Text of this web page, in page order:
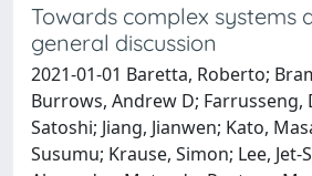
Towards complex systems
general discussion
2021-01-01 Baretta, Roberto;
Burrows, Andrew D; Farrusseng,
Satoshi; Jiang, Jianwen; Kato,
Susumu; Krause, Simon; Lee, Jet-